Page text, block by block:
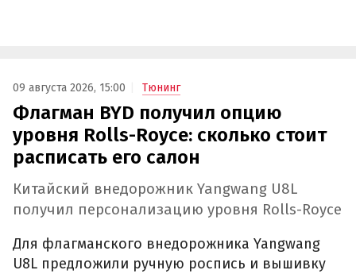
09 августа 2026, 15:00 Тюнинг
Флагман BYD получил опцию
уровня Rolls-Royce: сколько стоит
расписать его салон
Китайский внедорожник Yangwang U8L
получил персонализацию уровня Rolls-Royce
Для флагманского внедорожника Yangwang
U8L предложили ручную роспись и вышивку